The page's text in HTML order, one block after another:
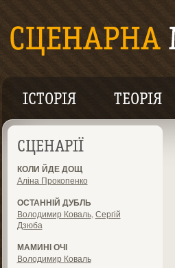
ІСТОРІЯ ТЕОРІЯ
СЦЕНАРІЇ
КОЛИ ЙДЕ ДОЩ
Аліна Прокопенко
ОСТАННІЙ ДУБЛЬ
Володимир Коваль, Сергій
Дзюба
МАМИНІ ОЧІ
Володимир Коваль